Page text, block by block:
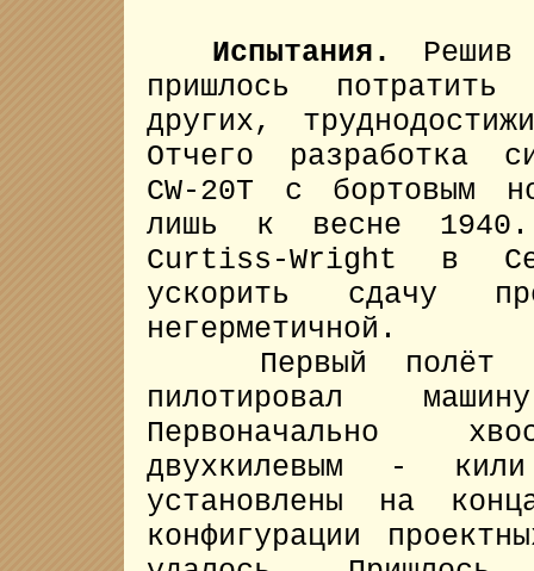
Испытания.
Решив
пришлось
других,
Отчего разработка
CW-20T с бортовым
лишь к весне
Curtiss-Wright в
ускорить сдачу
негерметичной.
Первый полёт
пилотировал
Первоначально
двухкилевым -
установлены на
конфигурации